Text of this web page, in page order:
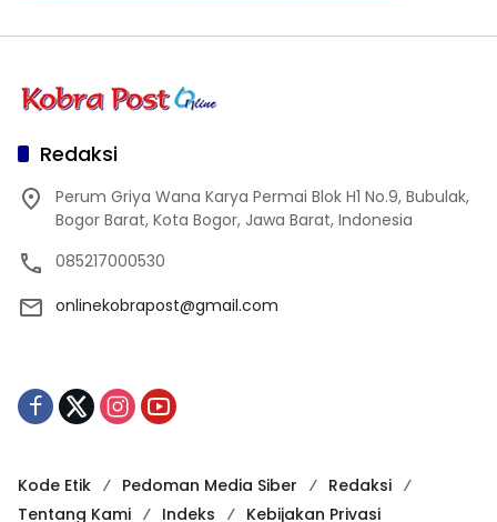
Redaksi
Perum Griya Wana Karya Permai Blok H1 No.9, Bubulak,
Bogor Barat, Kota Bogor, Jawa Barat, Indonesia
085217000530
onlinekobrapost@gmail.com
Kode Etik Pedoman Media Siber
Redaksi
Tentang Kami
Indeks Kebijakan Privasi